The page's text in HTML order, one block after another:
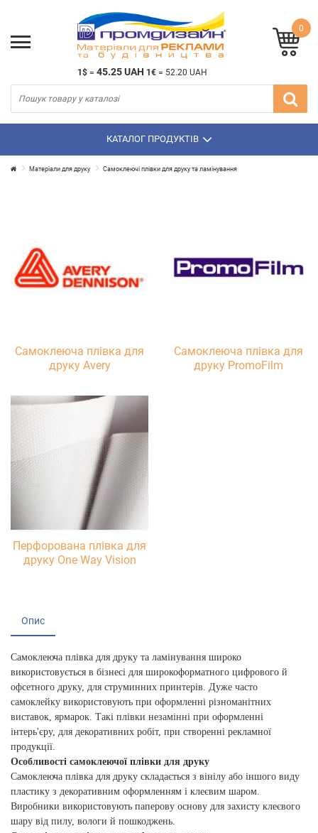
1$ = 45.25 UAH 1€ = 52.20 UAH
0
КАТАЛОГ ПРОДУКТІВ
Матеріали для друку Самоклеючі плівки для друку та ламінування
Самоклеюча плівка для
друку Avery
Самоклеюча плівка для
друку PromoFilm
Перфорована плівка для
друку One Way Vision
Опис
Самоклеюча плівка для друку та ламінування широко
використовується в бізнесі для широкоформатного цифрового й
офсетного друку, для струминних принтерів. Дуже часто
самоклейку використовують при оформленні різноманітних
виставок, ярмарок. Такі плівки незамінні при оформленні
інтерь'єру, для декоративних робіт, при створенні рекламної
продукції.
Особливості самоклеючої плівки для друку
Самоклеюча плівка для друку складається з вінілу або іншого виду
пластику з декоративним оформленням і клеєвим шаром.
Виробники використовують паперову основу для захисту клеєвого
шару від пилу, вологи й пошкоджень.